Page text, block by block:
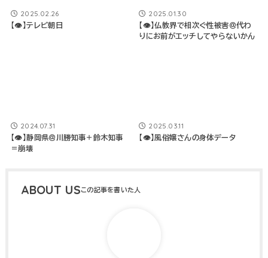
2025.02.26
【👁】テレビ朝日
2025.01.30
【👁】仏教界で相次ぐ性被害＠代わ
りにお前がエッチしてやらないかん
2024.07.31
【👁】静岡県＠川勝知事＋鈴木知事
＝崩壊
2025.03.11
【👁】風俗嬢さんの身体データ
ABOUT US